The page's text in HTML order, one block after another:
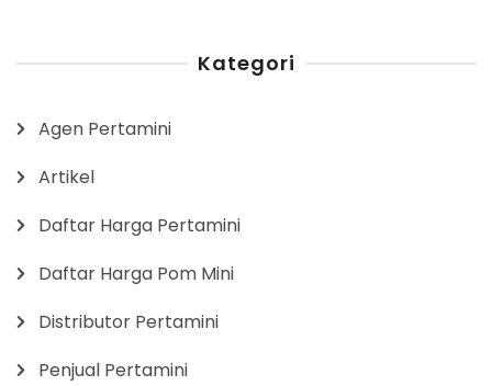
Kategori
Agen Pertamini
Artikel
Daftar Harga Pertamini
Daftar Harga Pom Mini
Distributor Pertamini
Penjual Pertamini